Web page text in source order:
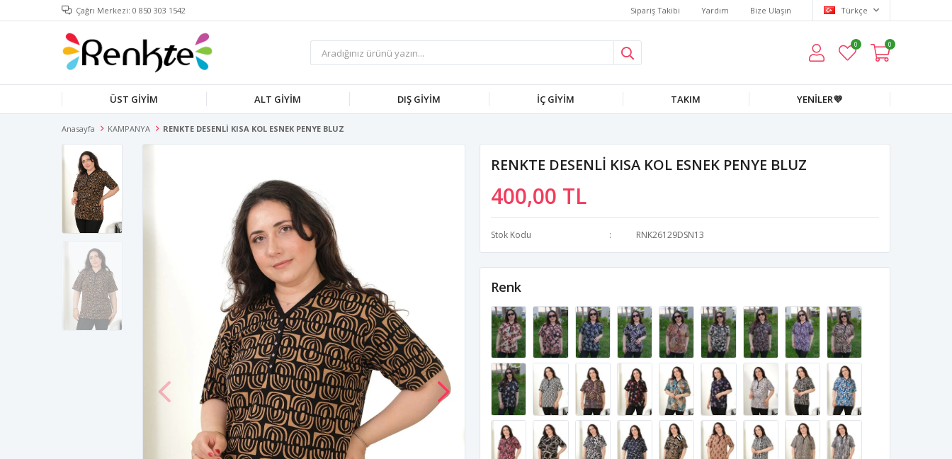
Çağrı Merkezi: 0 850 303 1542 Sipariş Takibi Yardım Bize Ulaşın Türkçe
0 0
ÜST GİYİM ALT GİYİM DIŞ GİYİM İÇ GİYİM TAKIM YENİLER💜
Anasayfa KAMPANYA RENKTE DESENLİ KISA KOL ESNEK PENYE BLUZ
RENKTE DESENLİ KISA KOL ESNEK PENYE BLUZ
400,00 TL
Stok Kodu RNK26129DSN13
Renk